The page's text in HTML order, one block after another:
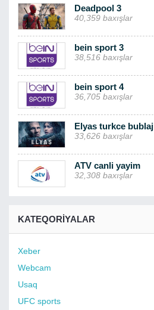
Deadpool 3
40,359 baxışlar
bein sport 3
38,516 baxışlar
bein sport 4
36,705 baxışlar
Elyas turkce bublaj
33,626 baxışlar
ATV canli yayim
32,308 baxışlar
KATEQORIYALAR
Xeber
Webcam
Usaq
UFC sports